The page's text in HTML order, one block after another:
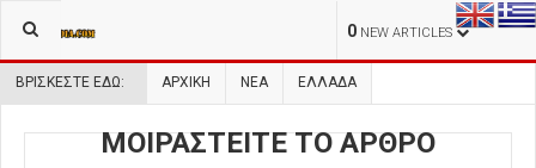
0 NEW ARTICLES
ΒΡΊΣΚΕΣΤΕ ΕΔΏ: ΑΡΧΙΚΉ ΝΕΑ ΕΛΛΑΔΑ
ΜΟΙΡΑΣΤΕΙΤΕ ΤΟ ΑΡΘΡΟ